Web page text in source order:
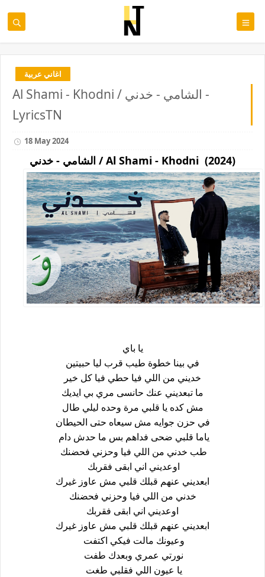
اغاني عربية
Al Shami - Khodni / الشامي - خدني -
LyricsTN
18 May 2024
Al Shami - Khodni (2024) / الشامي - خدني
يا باي
في بينا خطوة طيب قرب ليا حبيتين
خديني من اللي فيا حطي فيا كل خير
ما تبعديني عنك حانسى مري بي ايديك
مش كده يا قلبي مرة وحده ليلي طال
في حزن جوايه مش سيعاه حتى الحيطان
ياما قلبي ضحى فداهم بس ما حدش دام
طب خدني من اللي فيا وحزني فحضنك
اوعديني اني ابقى فقربك
ابعديني عنهم قبلك قلبي مش عاوز غيرك
خدني من اللي فيا وحزني فحضنك
اوعديني اني ابقى فقربك
ابعديني عنهم قبلك قلبي مش عاوز غيرك
وعيونك مالت فيكي اكتفت
نورتي عمري وبعدك طفت
يا عيون اللي فقلبي طغت